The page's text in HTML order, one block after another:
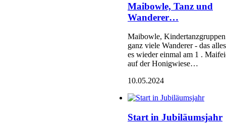
Maibowle, Tanz und
Wanderer…
Maibowle,
ganz viele Wanderer - das
es wieder einmal am 1 .
auf der Honigwiese…
10.05.2024
Start in Jubiläumsjahr